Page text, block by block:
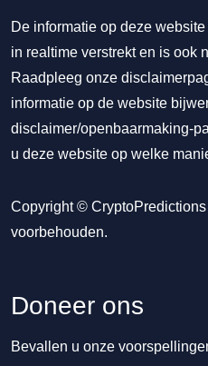
De informatie op deze
in realtime verstrekt en is ook
Raadpleeg onze
informatie op de website
disclaimer/openbaarmaking-
u deze website op welke
Copyright ©
voorbehouden.
Doneer ons
Bevallen u onze